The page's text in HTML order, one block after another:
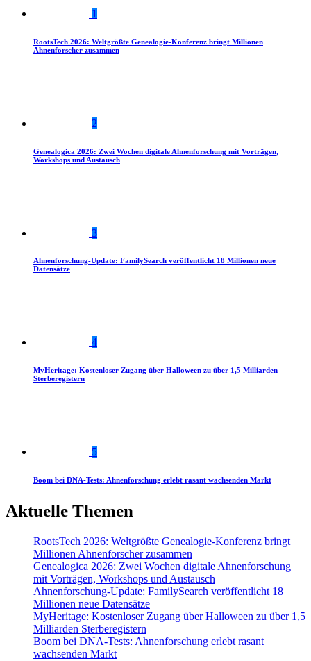
1
RootsTech 2026: Weltgrößte Genealogie-Konferenz bringt Millionen
Ahnenforscher zusammen
2
Genealogica 2026: Zwei Wochen digitale Ahnenforschung mit Vorträgen,
Workshops und Austausch
3
Ahnenforschung-Update: FamilySearch veröffentlicht 18 Millionen neue
Datensätze
4
MyHeritage: Kostenloser Zugang über Halloween zu über 1,5 Milliarden
Sterberegistern
5
Boom bei DNA-Tests: Ahnenforschung erlebt rasant wachsenden Markt
Aktuelle Themen
RootsTech 2026: Weltgrößte Genealogie-Konferenz bringt
Millionen Ahnenforscher zusammen
Genealogica 2026: Zwei Wochen digitale Ahnenforschung
mit Vorträgen, Workshops und Austausch
Ahnenforschung-Update: FamilySearch veröffentlicht 18
Millionen neue Datensätze
MyHeritage: Kostenloser Zugang über Halloween zu über 1,5
Milliarden Sterberegistern
Boom bei DNA-Tests: Ahnenforschung erlebt rasant
wachsenden Markt